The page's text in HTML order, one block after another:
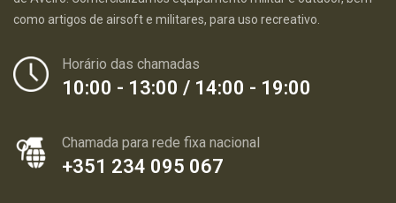
como artigos de airsoft e militares, para uso recreativo.
Horário das chamadas
10:00 - 13:00 / 14:00 - 19:00
Chamada para rede fixa nacional
+351 234 095 067